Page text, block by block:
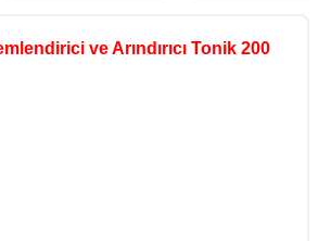
ve Arındırıcı Tonik 200